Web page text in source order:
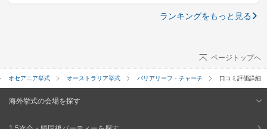
ランキングをもっと見る
ページトップへ
オセアニア挙式 オーストラリア挙式 バリアリーフ・チャーチ 口コミ評価詳細
海外挙式の会場を探す